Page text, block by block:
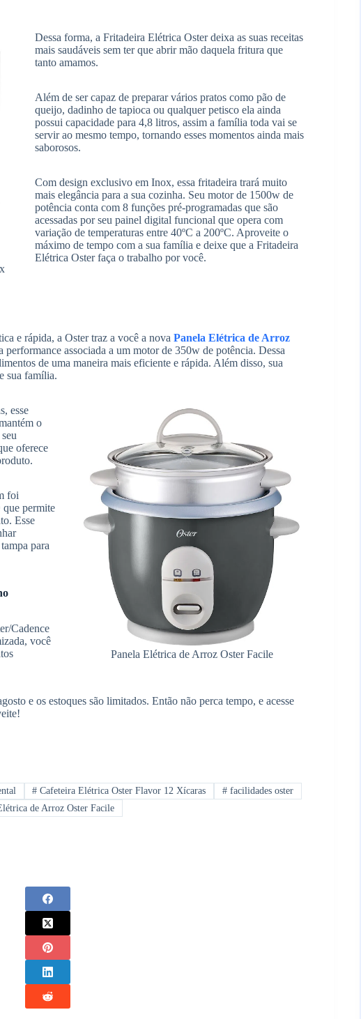
Dessa forma, a Fritadeira Elétrica Oster deixa as suas receitas
mais saudáveis sem ter que abrir mão daquela fritura que
tanto amamos.
Além de ser capaz de preparar vários pratos como pão de
queijo, dadinho de tapioca ou qualquer petisco ela ainda
possui capacidade para 4,8 litros, assim a família toda vai se
servir ao mesmo tempo, tornando esses momentos ainda mais
saborosos.
Com design exclusivo em Inox, essa fritadeira trará muito
mais elegância para a sua cozinha. Seu motor de 1500w de
potência conta com 8 funções pré-programadas que são
acessadas por seu painel digital funcional que opera com
variação de temperaturas entre 40ºC a 200ºC. Aproveite o
máximo de tempo com a sua família e deixe que a Fritadeira
Elétrica Oster faça o trabalho por você.
e rápida, a Oster traz a você a nova Panela Elétrica de Arroz
associada a um motor de 350w de potência. Dessa
de uma maneira mais eficiente e rápida. Além disso, sua
sua família.
Panela Elétrica de Arroz Oster Facile
esse
o
oferece
foi
permite
Esse
para
Cadence
você
e os estoques são limitados. Então não perca tempo, e acesse
# Cafeteira Elétrica Oster Flavor 12 Xícaras # facilidades oster
de Arroz Oster Facile